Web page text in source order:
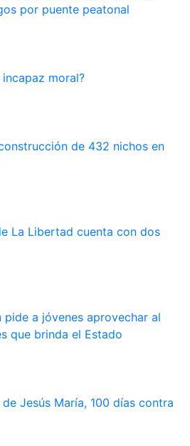
por puente peatonal
moral?
de 432 nichos en
La Libertad cuenta con dos
a jóvenes aprovechar al
que brinda el Estado
Jesús María, 100 días contra